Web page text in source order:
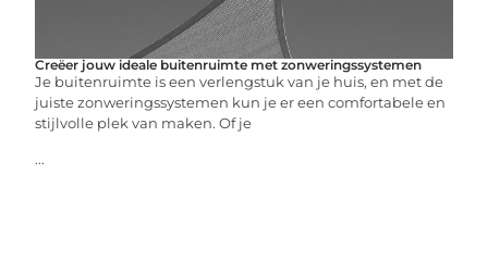
Creëer jouw ideale buitenruimte met zonweringssystemen
Je buitenruimte is een verlengstuk van je huis, en met de
juiste zonweringssystemen kun je er een comfortabele en
stijlvolle plek van maken. Of je
...